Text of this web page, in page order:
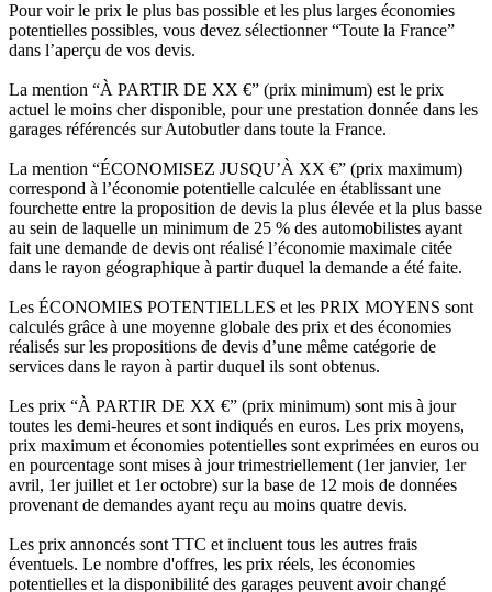
Pour voir le prix le plus bas possible et les plus larges économies
potentielles possibles, vous devez sélectionner “Toute la France”
dans l’aperçu de vos devis.
La mention “À PARTIR DE XX €” (prix minimum) est le prix
actuel le moins cher disponible, pour une prestation donnée dans les
garages référencés sur Autobutler dans toute la France.
La mention “ÉCONOMISEZ JUSQU’À XX €” (prix maximum)
correspond à l’économie potentielle calculée en établissant une
fourchette entre la proposition de devis la plus élevée et la plus basse
au sein de laquelle un minimum de 25 % des automobilistes ayant
fait une demande de devis ont réalisé l’économie maximale citée
dans le rayon géographique à partir duquel la demande a été faite.
Les ÉCONOMIES POTENTIELLES et les PRIX MOYENS sont
calculés grâce à une moyenne globale des prix et des économies
réalisés sur les propositions de devis d’une même catégorie de
services dans le rayon à partir duquel ils sont obtenus.
Les prix “À PARTIR DE XX €” (prix minimum) sont mis à jour
toutes les demi-heures et sont indiqués en euros. Les prix moyens,
prix maximum et économies potentielles sont exprimées en euros ou
en pourcentage sont mises à jour trimestriellement (1er janvier, 1er
avril, 1er juillet et 1er octobre) sur la base de 12 mois de données
provenant de demandes ayant reçu au moins quatre devis.
Les prix annoncés sont TTC et incluent tous les autres frais
éventuels. Le nombre d'offres, les prix réels, les économies
potentielles et la disponibilité des garages peuvent avoir changé